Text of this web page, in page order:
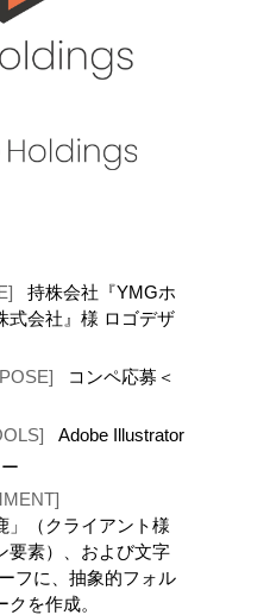
持株会社『YMGホ
式会社』様 ロゴデザ
コンペ応募＜
Adobe Illustrator
ー
」（クライアント様
要素）、および文字
フに、抽象的フォル
を作成。